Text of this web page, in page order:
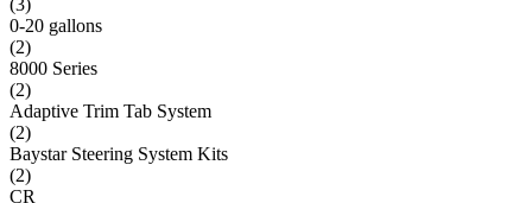
(3)
0-20 gallons
(2)
8000 Series
(2)
Adaptive Trim Tab System
(2)
Baystar Steering System Kits
(2)
CR